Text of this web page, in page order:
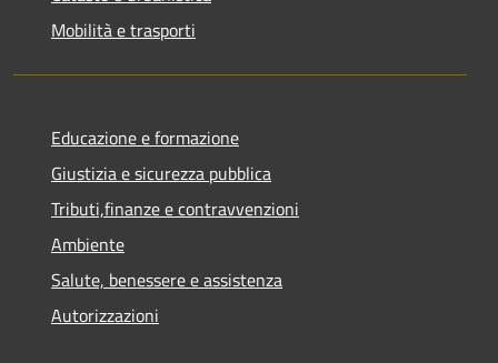
Mobilità e trasporti
Educazione e formazione
Giustizia e sicurezza pubblica
Tributi,finanze e contravvenzioni
Ambiente
Salute, benessere e assistenza
Autorizzazioni